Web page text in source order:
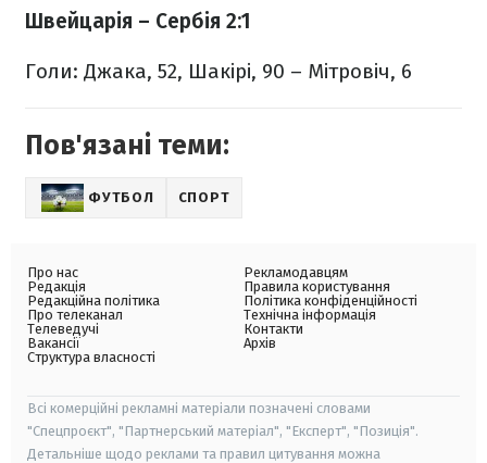
Швейцарія – Сербія 2:1
Голи: Джака, 52, Шакірі, 90 – Мітровіч, 6
Пов'язані теми:
ФУТБОЛ СПОРТ
Про нас
Редакція
Редакційна політика
Про телеканал
Телеведучі
Вакансії
Структура власності
Рекламодавцям
Правила користування
Політика конфіденційності
Технічна інформація
Контакти
Архів
Всі комерційні рекламні матеріали позначені словами
"Спецпроєкт", "Партнерський матеріал", "Експерт", "Позиція".
Детальніше щодо реклами та правил цитування можна